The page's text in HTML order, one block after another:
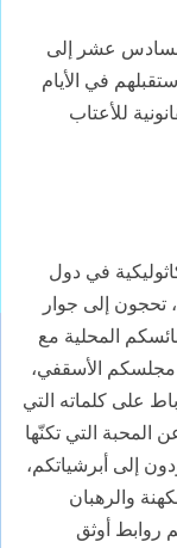
السادس عشر إلى
في الأيام
للأعتاب
في دول
تحجون إلى جوار
المحلية مع
الأسقفي،
على كلماته التي
المحبة التي تكنّها
إلى أبرشياتكم،
والرهبان
روابط أوثق